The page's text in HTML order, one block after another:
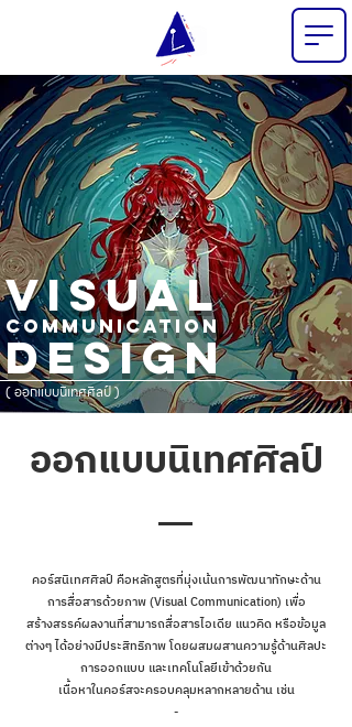
VISUAL
COMMUNICATION
DESIGN
( ออกแบบนิเทศศิลป์ )
ออกแบบนิเทศศิลป์
คอร์สนิเทศศิลป์ คือหลักสูตรที่มุ่งเน้นการพัฒนาทักษะด้าน
การสื่อสารด้วยภาพ (Visual Communication) เพื่อ
สร้างสรรค์ผลงานที่สามารถสื่อสารไอเดีย แนวคิด หรือข้อมูล
ต่างๆ ได้อย่างมีประสิทธิภาพ โดยผสมผสานความรู้ด้านศิลปะ
การออกแบบ และเทคโนโลยีเข้าด้วยกัน
เนื้อหาในคอร์สจะครอบคลุมหลากหลายด้าน เช่น
-